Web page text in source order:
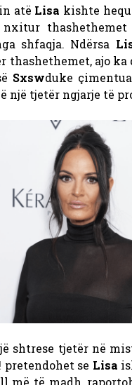
atë Lisa kishte
nxitur
shfaqja. Ndërsa
thashethemet, ajo ka
Sxswduke
një tjetër ngjarje të
shtrese tjetër në
pretendohet se Lisa
më të madh,